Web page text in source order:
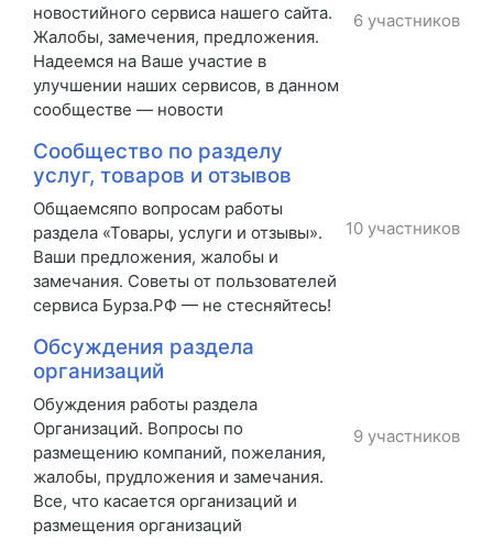
новостийного сервиса нашего сайта.
Жалобы, замечения, предложения.
Надеемся на Ваше участие в
улучшении наших сервисов, в данном
сообществе — новости
6 участников
Сообщество по разделу
услуг, товаров и отзывов
Общаемсяпо вопросам работы
раздела «Товары, услуги и отзывы».
Ваши предложения, жалобы и
замечания. Советы от пользователей
сервиса Бурза.РФ — не стесняйтесь!
10 участников
Обсуждения раздела
организаций
Обуждения работы раздела
Организаций. Вопросы по
размещению компаний, пожелания,
жалобы, прудложения и замечания.
Все, что касается организаций и
размещения организаций
9 участников